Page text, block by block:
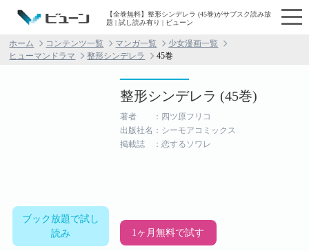
【全巻無料】整形シンデレラ (45巻)がサブスク読み放
題 | 試し読み有り | ビューン
ホーム コンテンツ一覧 マンガ一覧
少女漫画一覧
ヒューマンドラマ
整形シンデレラ 45巻
ブック放題で試し
読み
整形シンデレラ (45巻)
著者 ：四ツ原フリコ
出版社名：シーモアコミックス
掲載誌 ：恋するソワレ
1ヶ月無料で試す